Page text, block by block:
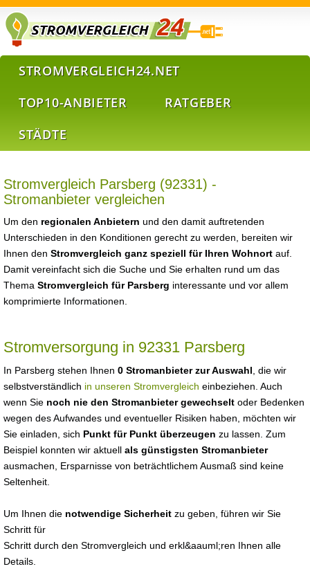
STROMVERGLEICH24.NET
TOP10-ANBIETER
RATGEBER
STÄDTE
Stromvergleich Parsberg (92331) -
Stromanbieter vergleichen
Um den regionalen Anbietern und den damit auftretenden
Unterschieden in den Konditionen gerecht zu werden, bereiten wir
Ihnen den Stromvergleich ganz speziell für Ihren Wohnort auf.
Damit vereinfacht sich die Suche und Sie erhalten rund um das
Thema Stromvergleich für Parsberg interessante und vor allem
komprimierte Informationen.
Stromversorgung in 92331 Parsberg
In Parsberg stehen Ihnen 0 Stromanbieter zur Auswahl , die wir
selbstverständlich in unseren Stromvergleich einbeziehen. Auch
wenn Sie noch nie den Stromanbieter gewechselt oder Bedenken
wegen des Aufwandes und eventueller Risiken haben, möchten wir
Sie einladen, sich Punkt für Punkt überzeugen zu lassen. Zum
Beispiel konnten wir aktuell als günstigsten Stromanbieter
ausmachen, Ersparnisse von beträchtlichem Ausmaß sind keine
Seltenheit.
Um Ihnen die notwendige Sicherheit zu geben, führen wir Sie
Schritt für
Schritt durch den Stromvergleich und erkl&aauml;ren Ihnen alle
Details.